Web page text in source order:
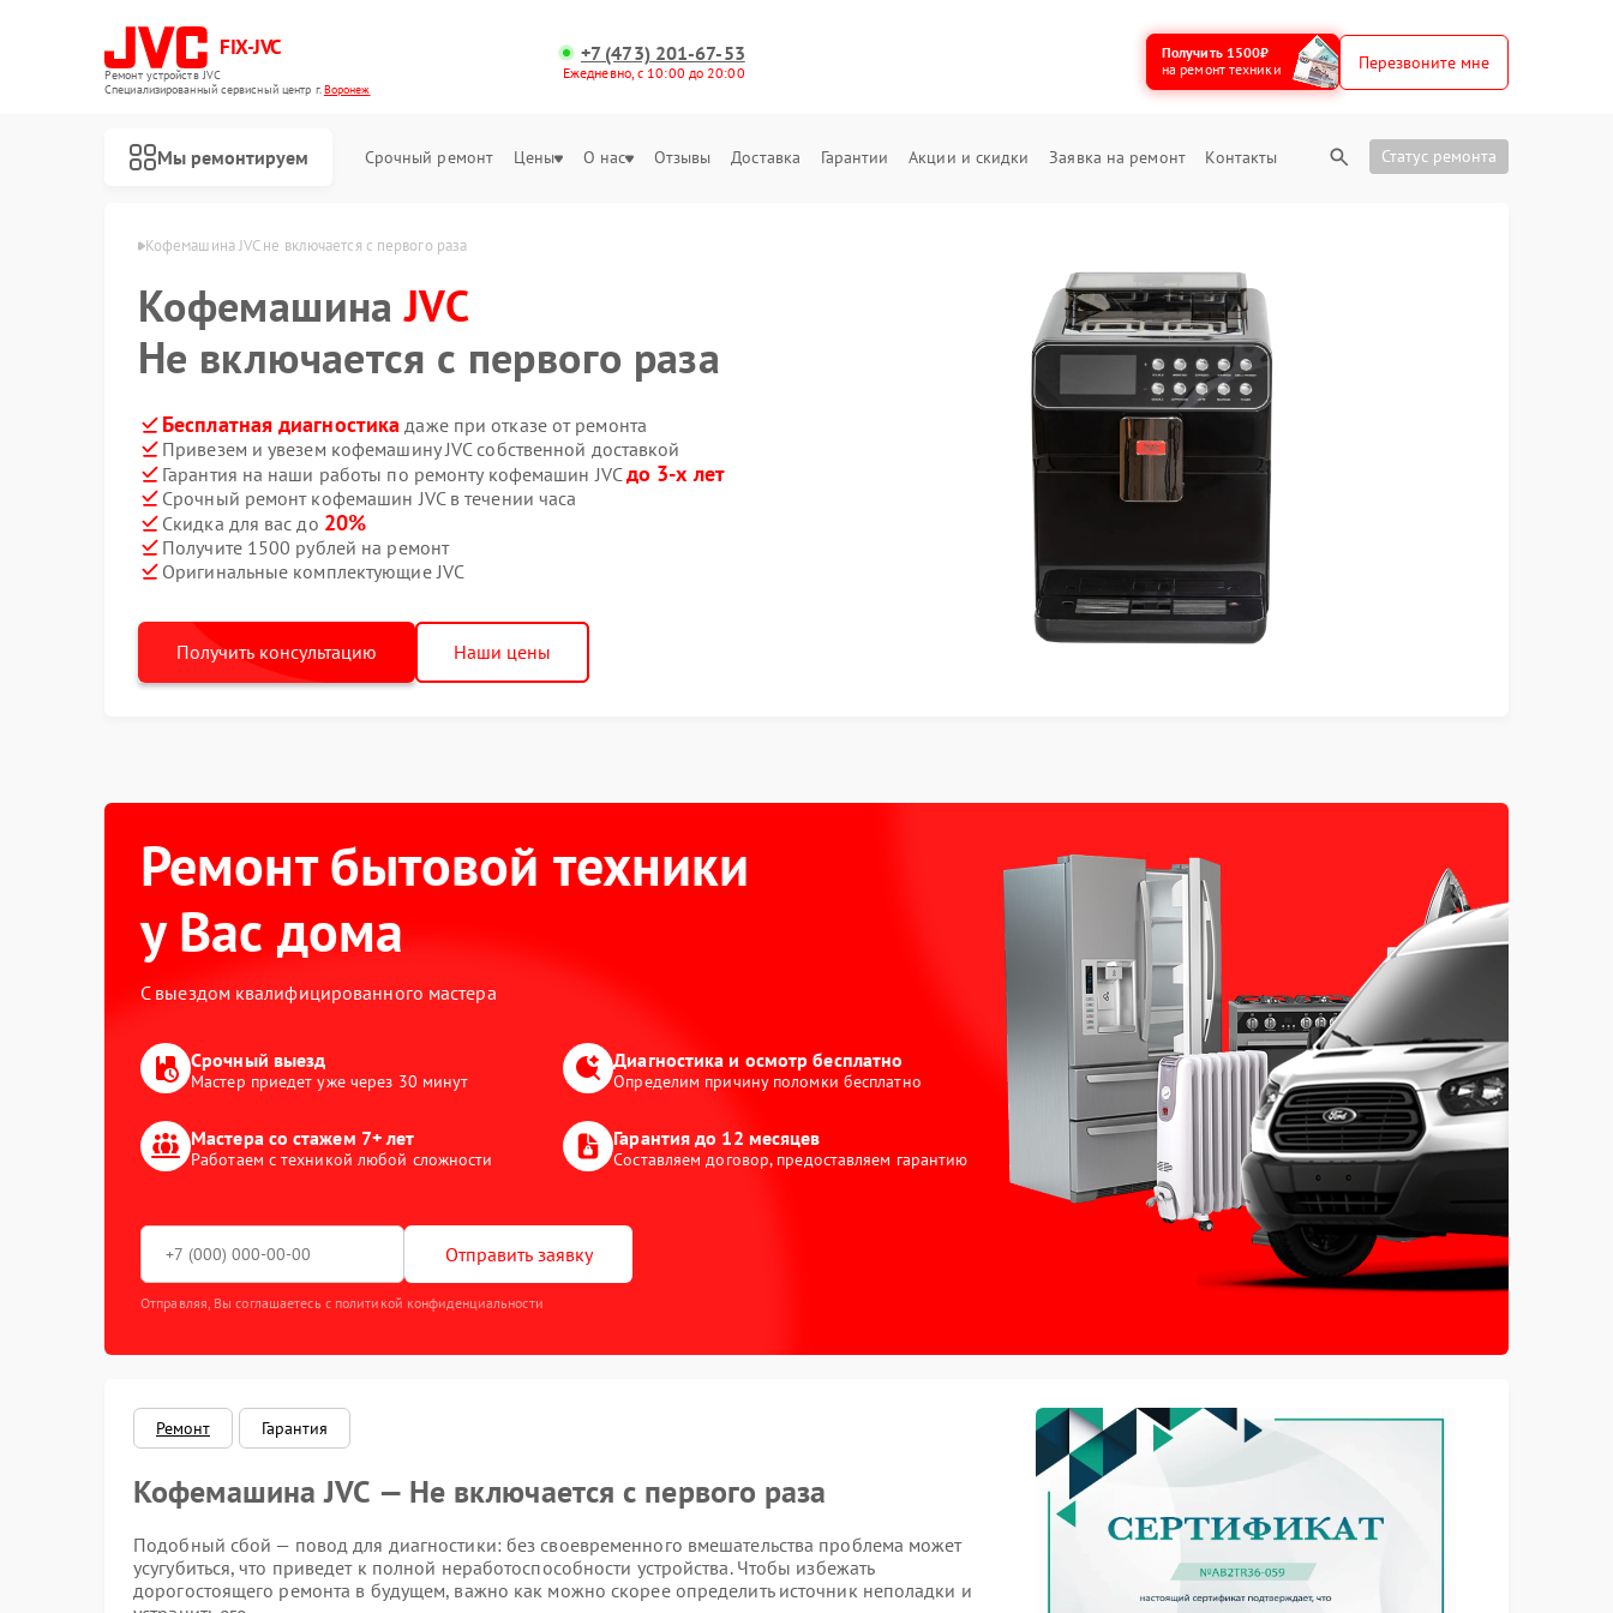
FIX-JVC
Ремонт устройств JVC
Специализированный cервисный центр г.Воронеж
+7 (473) 201-67-53
Ежедневно, с 10:00 до 20:00
Получить 1500₽
на ремонт техники
Перезвоните мне
Мы ремонтируем Срочный ремонт Цены О нас Отзывы Доставка Гарантии Акции и скидки Заявка на ремонт Контакты Статус ремонта
Кофемашина JVC не включается с первого раза
КофемашинаJVC
Не включается с первого раза
Бесплатная диагностика даже при отказе от ремонта
Привезем и увезем кофемашину JVC собственной доставкой
Гарантия на наши работы по ремонту кофемашин JVCдо 3-х лет
Срочный ремонт кофемашин JVC в течении часа
Скидка для вас до 20%
Получите 1500 рублей на ремонт
Оригинальные комплектующие JVC
Получить консультацию Наши цены
Ремонт бытовой техники
у Вас дома
С выездом квалифицированного мастера
Срочный выезд
Мастер приедет уже через 30 минут
Диагностика и осмотр бесплатно
Определим причину поломки бесплатно
Мастера со стажем 7+ лет
Работаем с техникой любой сложности
Гарантия до 12 месяцев
Составляем договор, предоставляем гарантию
Отправить заявку
Отправляя, Вы соглашаетесь с политикой конфиденциальности
Ремонт Гарантия
Кофемашина JVC — Не включается с первого раза
Подобный сбой — повод для диагностики: без своевременного вмешательства проблема может
усугубиться, что приведет к полной неработоспособности устройства. Чтобы избежать
дорогостоящего ремонта в будущем, важно как можно скорее определить источник неполадки и